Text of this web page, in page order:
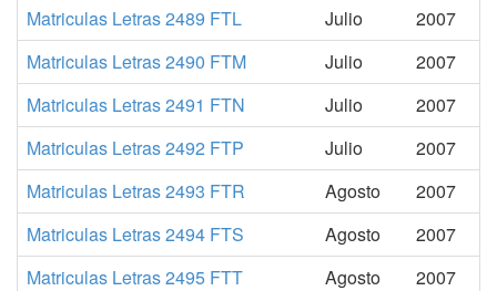
Matriculas Letras 2489 FTL
Julio
2007
Matriculas Letras 2490 FTM
Julio
2007
Matriculas Letras 2491 FTN
Julio
2007
Matriculas Letras 2492 FTP
Julio
2007
Matriculas Letras 2493 FTR
Agosto
2007
Matriculas Letras 2494 FTS
Agosto
2007
Matriculas Letras 2495 FTT
Agosto
2007